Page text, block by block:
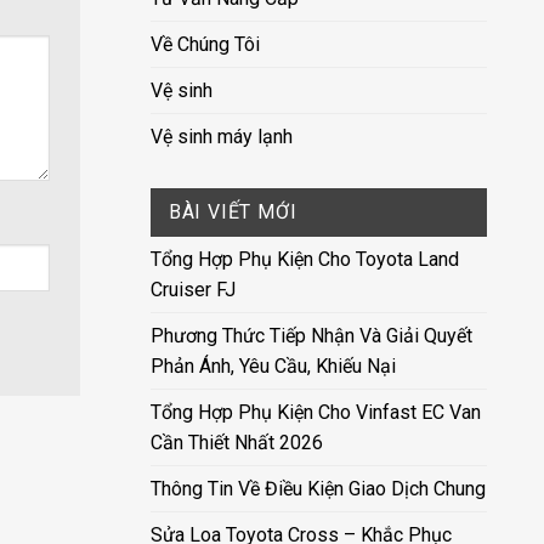
Về Chúng Tôi
Vệ sinh
Vệ sinh máy lạnh
BÀI VIẾT MỚI
Tổng Hợp Phụ Kiện Cho Toyota Land
Cruiser FJ
Phương Thức Tiếp Nhận Và Giải Quyết
Phản Ánh, Yêu Cầu, Khiếu Nại
Tổng Hợp Phụ Kiện Cho Vinfast EC Van
Cần Thiết Nhất 2026
Thông Tin Về Điều Kiện Giao Dịch Chung
Sửa Loa Toyota Cross – Khắc Phục